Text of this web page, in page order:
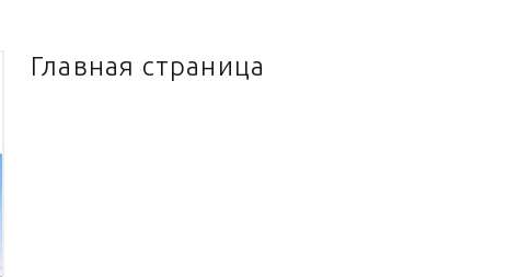
Главная страница